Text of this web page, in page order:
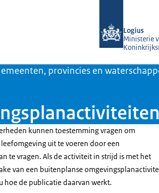
Logius
Ministerie
provincies en
kunnen toestemming vragen om
uit te voeren door een
te vragen. Als de activiteit in strijd is met het
van een buitenplanse
hoe de publicatie daarvan werkt.